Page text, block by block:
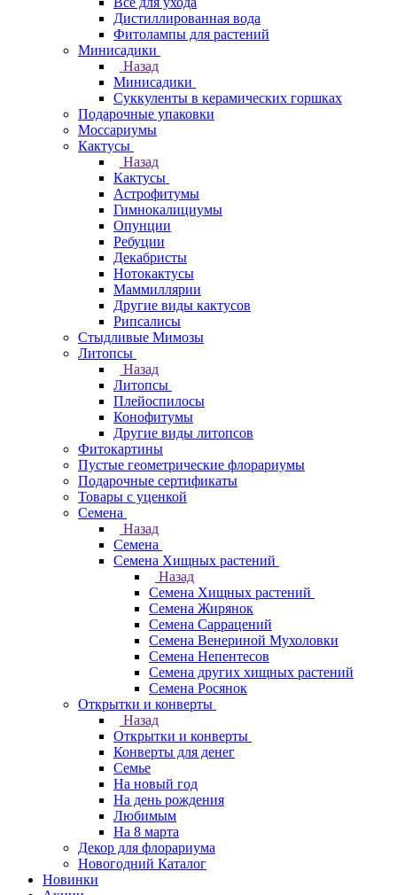
Дистиллированная вода
Фитолампы для растений
Минисадики
Назад
Минисадики
Суккуленты в керамических горшках
Подарочные упаковки
Моссариумы
Кактусы
Назад
Кактусы
Астрофитумы
Гимнокалициумы
Опунции
Ребуции
Декабристы
Нотокактусы
Маммиллярии
Другие виды кактусов
Рипсалисы
Стыдливые Мимозы
Литопсы
Назад
Литопсы
Плейоспилосы
Конофитумы
Другие виды литопсов
Фитокартины
Пустые геометрические флорариумы
Подарочные сертификаты
Товары с уценкой
Семена
Назад
Семена
Семена Хищных растений
Назад
Семена Хищных растений
Семена Жирянок
Семена Саррацений
Семена Венериной Мухоловки
Семена Непентесов
Семена других хищных растений
Семена Росянок
Открытки и конверты
Назад
Открытки и конверты
Конверты для денег
Семье
На новый год
На день рождения
Любимым
На 8 марта
Декор для флорариума
Новогодний Каталог
Новинки